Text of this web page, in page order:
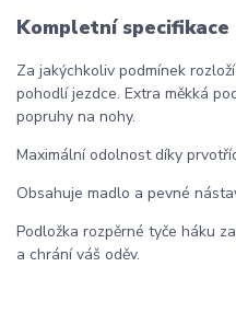
Kompletní specifikace
Za jakýchkoliv podmínek
pohodlí jezdce. Extra měkká
popruhy na nohy.
Maximální odolnost díky
Obsahuje madlo a pevné
Podložka rozpěrné tyče háku
a chrání váš oděv.